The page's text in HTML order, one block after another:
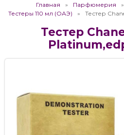
Главная Парфюмерия
Тестеры 110 мл (ОАЭ)
Тестер
Тестер